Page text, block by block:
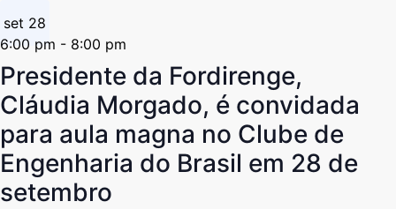
set 28
6:00 pm - 8:00 pm
Presidente da Fordirenge,
Cláudia Morgado, é convidada
para aula magna no Clube de
Engenharia do Brasil em 28 de
setembro